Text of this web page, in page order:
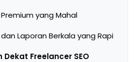
yang Mahal
Laporan Berkala yang Rapi
Dekat Freelancer SEO